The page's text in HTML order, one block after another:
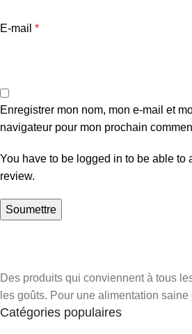
E-mail *
Enregistrer mon nom, mon e-mail et
navigateur pour mon prochain
You have to be logged in to be able to
review.
Des produits qui conviennent à tous
les goûts. Pour une alimentation
Catégories populaires